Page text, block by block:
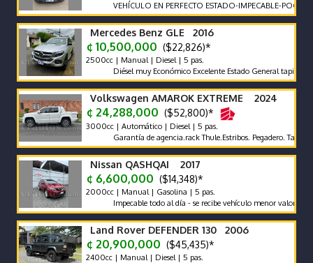
VEHÍCULO EN PERFECTO ESTADO-IMPECABLE-POCO
Mercedes Benz GLE 2016
¢ 10,500,000 ($22,826)*
2500cc | Manual | Diesel | 5 pas.
Diésel muy Económico Excelente Estado General tapicería
Volkswagen AMAROK EXTREME 2024
¢ 24,288,000 ($52,800)*
3000cc | Automático | Diesel | 5 pas.
Garantía de agencia.rack Thule.Estribos. Pegadero. Tapa Rígida
Nissan QASHQAI 2017
¢ 6,600,000 ($14,348)*
2000cc | Manual | Gasolina | 5 pas.
Impecable todo al día - se recibe vehículo menor valor garantía
Land Rover DEFENDER 130 2006
¢ 20,900,000 ($45,435)*
2400cc | Manual | Diesel | 5 pas.